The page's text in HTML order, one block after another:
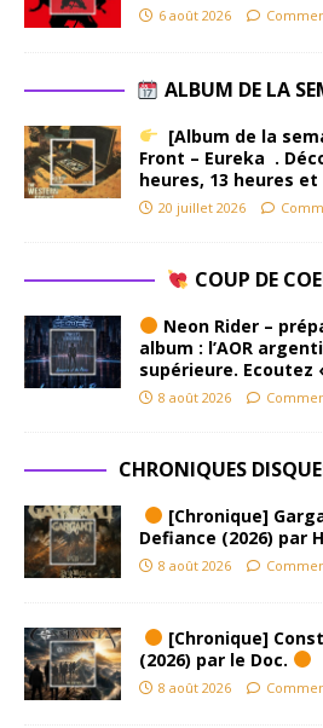
6 août 2026
ALBUM DE LA
[Album de la
Front – Eureka .
heures, 13 heures et
20 juillet 2026
COUP DE
Neon Rider –
album : l’AOR
supérieure. Ecoutez
8 août 2026
CHRONIQUES
[Chronique]
Defiance (2026) par
8 août 2026
[Chronique]
(2026) par le Doc.
8 août 2026